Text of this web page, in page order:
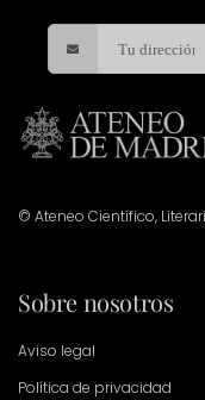
© Ateneo Científico,
Sobre nosotros
Aviso legal
Política de privacidad